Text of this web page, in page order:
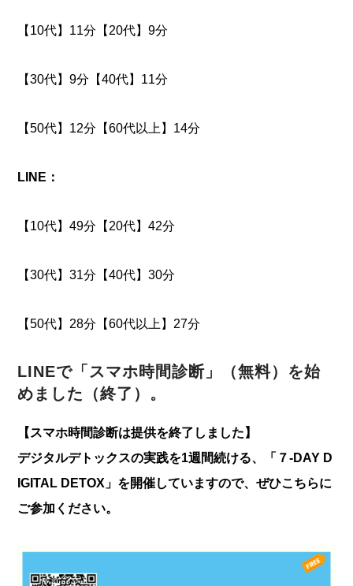
【10代】11分【20代】9分
【30代】9分【40代】11分
【50代】12分【60代以上】14分
LINE：
【10代】49分【20代】42分
【30代】31分【40代】30分
【50代】28分【60代以上】27分
LINEで「スマホ時間診断」（無料）を始
めました（終了）。
【スマホ時間診断は提供を終了しました】
デジタルデトックスの実践を1週間続ける、「７-DAY D
IGITAL DETOX」を開催していますので、ぜひこちらに
ご参加ください。